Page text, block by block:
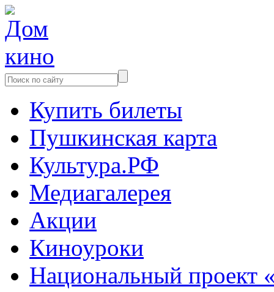
Купить билеты
Пушкинская карта
Культура.РФ
Медиагалерея
Акции
Киноуроки
Национальный проект